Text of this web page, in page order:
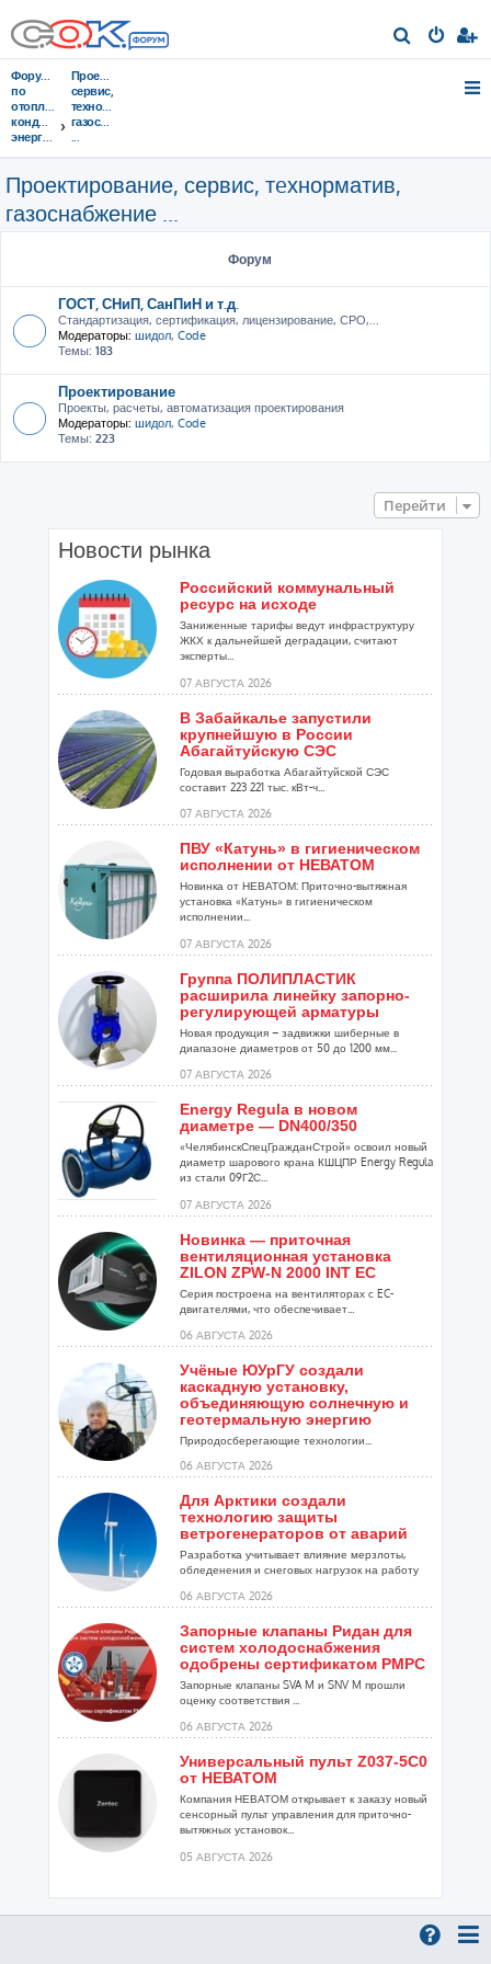
о
Форумы
по
отоплению,
кондиционированию,
энергосбережению
Проектирование,
сервис,
тeхнорматив,
газоснабжение
...
Проектирование, сервис, тeхнорматив,
газоснабжение ...
Форум
ГОСТ, СНиП, СанПиН и т.д.
Стандартизация, сертификация, лицензирование, СРО,...
Модераторы: шидол, Code
Темы: 183
Проектирование
Проекты, расчеты, автоматизация проектирования
Модераторы: шидол, Code
Темы: 223
Перейти
Новости рынка
Российский коммунальный
ресурс на исходе
Заниженные тарифы ведут инфраструктуру
ЖКХ к дальнейшей деградации, считают
эксперты...
07 АВГУСТА 2026
В Забайкалье запустили
крупнейшую в России
Абагайтуйскую СЭС
Годовая выработка Абагайтуйской СЭС
составит 223 221 тыс. кВт-ч...
07 АВГУСТА 2026
ПВУ «Катунь» в гигиеническом
исполнении от НЕВАТОМ
Новинка от НЕВАТОМ: Приточно-вытяжная
установка «Катунь» в гигиеническом
исполнении...
07 АВГУСТА 2026
Группа ПОЛИПЛАСТИК
расширила линейку запорно-
регулирующей арматуры
Новая продукция – задвижки шиберные в
диапазоне диаметров от 50 до 1200 мм...
07 АВГУСТА 2026
Energy Regula в новом
диаметре — DN400/350
«ЧелябинскСпецГражданСтрой» освоил новый
диаметр шарового крана КШЦПР Energy Regula
из стали 09Г2С...
07 АВГУСТА 2026
Новинка — приточная
вентиляционная установка
ZILON ZPW-N 2000 INT EC
Серия построена на вентиляторах с EC-
двигателями, что обеспечивает...
06 АВГУСТА 2026
Учёные ЮУрГУ создали
каскадную установку,
объединяющую солнечную и
геотермальную энергию
Природосберегающие технологии...
06 АВГУСТА 2026
Для Арктики создали
технологию защиты
ветрогенераторов от аварий
Разработка учитывает влияние мерзлоты,
обледенения и снеговых нагрузок на работу
06 АВГУСТА 2026
Запорные клапаны Ридан для
систем холодоснабжения
одобрены сертификатом РМРС
Запорные клапаны SVA M и SNV M прошли
оценку соответствия ...
06 АВГУСТА 2026
Универсальный пульт Z037-5C0
от НЕВАТОМ
Компания НЕВАТОМ открывает к заказу новый
сенсорный пульт управления для приточно-
вытяжных установок...
05 АВГУСТА 2026